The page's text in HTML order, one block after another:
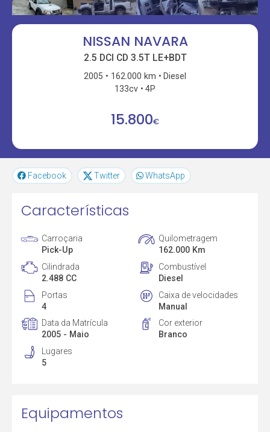
NISSAN NAVARA
2.5 DCI CD 3.5T LE+BDT
2005 162.000 km
Diesel
133cv
4P
15.800€
Facebook Twitter WhatsApp
Características
Carroçaria
Pick-Up
Quilometragem
162.000 Km
Cilindrada
2.488 CC
Combustível
Diesel
Portas
4
Caixa de velocidades
Manual
Data da Matrícula
2005 - Maio
Cor exterior
Branco
Lugares
5
Equipamentos